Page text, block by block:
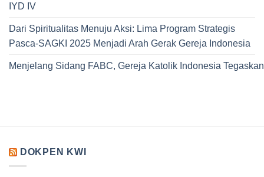
IYD IV
Dari Spiritualitas Menuju Aksi: Lima Program Strategis
Pasca-SAGKI 2025 Menjadi Arah Gerak Gereja Indonesia
Menjelang Sidang FABC, Gereja Katolik Indonesia
DOKPEN KWI